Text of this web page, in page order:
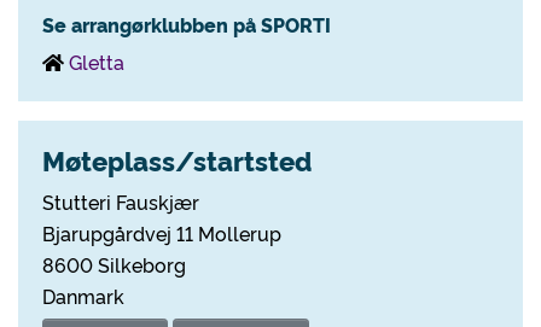
Se arrangørklubben på SPORTI
Gletta
Møteplass/startsted
Stutteri Fauskjær
Bjarupgårdvej 11 Mollerup
8600 Silkeborg
Danmark